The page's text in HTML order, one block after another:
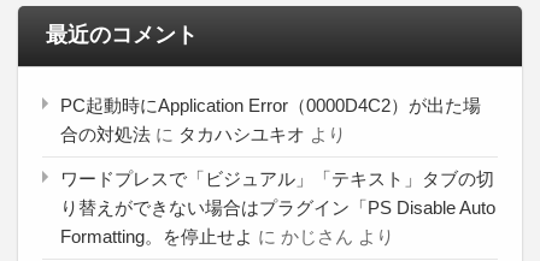
最近のコメント
PC起動時にApplication Error（0000D4C2）が出た場
合の対処法 に タカハシユキオ より
ワードプレスで「ビジュアル」「テキスト」タブの切
り替えができない場合はプラグイン「PS Disable Auto
Formatting。を停止せよ に かじさん より